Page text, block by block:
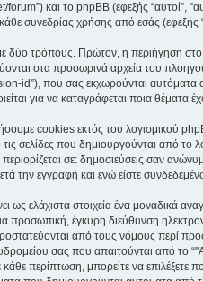
και το phpBB (εφεξής “αυτοί”,
συνεδρίας χρήσης από εσάς (εφεξής
δύο τρόπους. Πρώτον, η περιήγηση
στα προσωρινά αρχεία του
id”), που σας εκχωρούνται αυτόματα
για να καταγράφεται ποια θέματα
cookies εκτός του λογισμικού
σελίδες που δημιουργούνται από
σε: δημοσιεύσεις σαν
την εγγραφή και ενώ είστε
ως ελάχιστα στοιχεία ένα μοναδικά
προσωπική, έγκυρη διεύθυνση
από τους νόμους περί
σας που απαιτούνται από το
κάθε περίπτωση, μπορείτε να